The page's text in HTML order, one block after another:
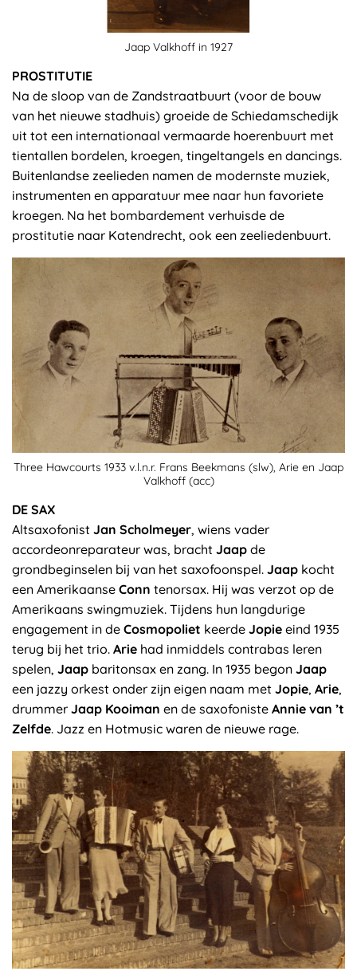
Jaap Valkhoff in 1927
PROSTITUTIE
Na de sloop van de Zandstraatbuurt (voor de bouw
van het nieuwe stadhuis) groeide de Schiedamschedijk
uit tot een internationaal vermaarde hoerenbuurt met
tientallen bordelen, kroegen, tingeltangels en dancings.
Buitenlandse zeelieden namen de modernste muziek,
instrumenten en apparatuur mee naar hun favoriete
kroegen. Na het bombardement verhuisde de
prostitutie naar Katendrecht, ook een zeeliedenbuurt.
Three Hawcourts 1933 v.l.n.r. Frans Beekmans (slw), Arie en Jaap
Valkhoff (acc)
DE SAX
Altsaxofonist Jan Scholmeyer, wiens vader
accordeonreparateur was, bracht Jaap de
grondbeginselen bij van het saxofoonspel. Jaap kocht
een Amerikaanse Conn tenorsax. Hij was verzot op de
Amerikaans swingmuziek. Tijdens hun langdurige
engagement in de Cosmopoliet keerde Jopie eind 1935
terug bij het trio. Arie had inmiddels contrabas leren
spelen, Jaap baritonsax en zang. In 1935 begon Jaap
een jazzy orkest onder zijn eigen naam met Jopie, Arie,
drummer Jaap Kooiman en de saxofoniste Annie van ’t
Zelfde. Jazz en Hotmusic waren de nieuwe rage.